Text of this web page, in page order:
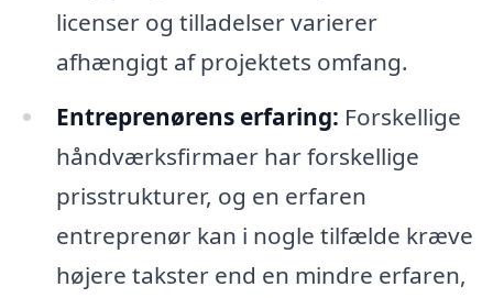
licenser og tilladelser varierer
afhængigt af projektets omfang.
Entreprenørens erfaring: Forskellige
håndværksfirmaer har forskellige
prisstrukturer, og en erfaren
entreprenør kan i nogle tilfælde kræve
højere takster end en mindre erfaren,